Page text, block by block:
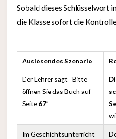
Sobald dieses Schlüsselwort
die Klasse sofort die
Auslösendes Szenario
Der Lehrer sagt “Bitte
öffnen Sie das Buch auf
Seite 67”
Im Geschichtsunterricht